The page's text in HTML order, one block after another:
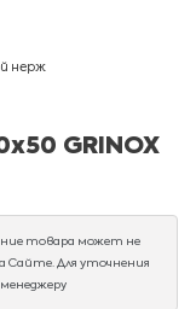
нерж
GRINOX
товара может не
Сайте. Для уточнения